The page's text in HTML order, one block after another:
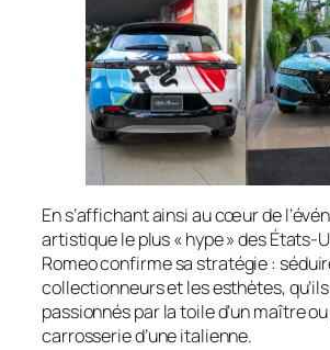
En s’affichant ainsi au cœur de
artistique le plus « hype » des États-
Romeo confirme sa stratégie :
collectionneurs et les esthètes,
passionnés par la toile d’un maître
carrosserie d’une italienne.